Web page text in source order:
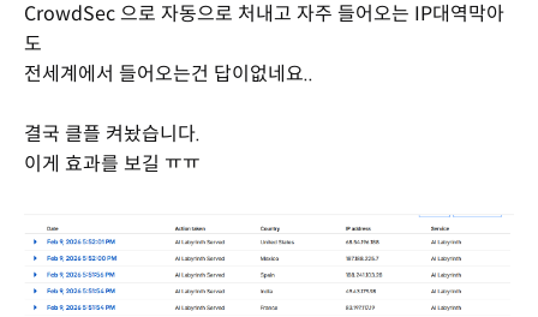
CrowdSec 으로 자동으로 처내고 자주 들어오는 IP대역막아
도
전세계에서 들어오는건 답이없네요..
결국 클플 켜놨습니다.
이게 효과를 보길 ㅠㅠ